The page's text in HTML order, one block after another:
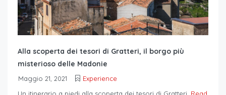
Alla scoperta dei tesori di Gratteri, il borgo più
misterioso delle Madonie
Maggio 21, 2021
Experience